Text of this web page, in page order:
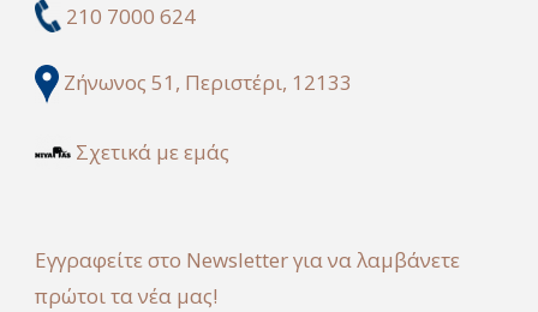
210 7000 624
Ζήνωνος 51, Περιστέρι, 12133
Σχετικά με εμάς
Εγγραφείτε στο Newsletter για να λαμβάνετε
πρώτοι τα νέα μας!